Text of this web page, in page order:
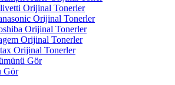
Orijinal Tonerler
Orijinal Tonerler
Orijinal Tonerler
Orijinal Tonerler
Orijinal Tonerler
Gör
Gör